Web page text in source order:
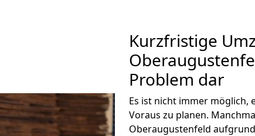
Kurzfristige
Problem dar
Es ist nicht immer möglich,
Voraus zu planen.
Oberaugustenfeld